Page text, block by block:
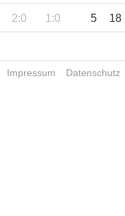
2:0 1:0 5 18
Impressum Datenschutz